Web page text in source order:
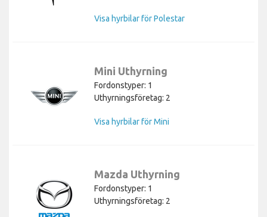
Visa hyrbilar för Polestar
Mini Uthyrning
Fordonstyper: 1
Uthyrningsföretag: 2
Visa hyrbilar för Mini
Mazda Uthyrning
Fordonstyper: 1
Uthyrningsföretag: 2